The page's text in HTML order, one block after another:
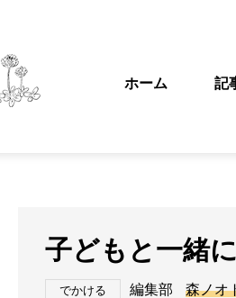
ホーム 記
子どもと一緒
でかける 編集部 森ノオ